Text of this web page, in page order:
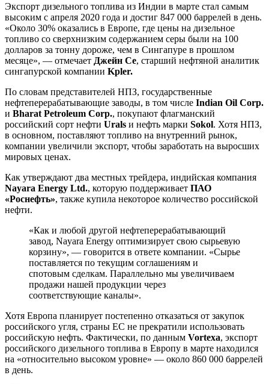
Экспорт дизельного топлива из Индии в марте стал самым
высоким с апреля 2020 года и достиг 847 000 баррелей в день.
«Около 30% оказались в Европе, где цены на дизельное
топливо со сверхнизким содержанием серы были на 100
долларов за тонну дороже, чем в Сингапуре в прошлом
месяце», — отмечает Джейн Се, старший нефтяной аналитик
сингапурской компании Kpler.
По словам представителей НПЗ, государственные
нефтеперерабатывающие заводы, в том числе Indian Oil Corp.
и Bharat Petroleum Corp., покупают флагманский
российский сорт нефти Urals и нефть марки Sokol. Хотя НПЗ,
в основном, поставляют топливо на внутренний рынок,
компании увеличили экспорт, чтобы заработать на выросших
мировых ценах.
Как утверждают два местных трейдера, индийская компания
Nayara Energy Ltd., которую поддерживает ПАО
«Роснефть», также купила некоторое количество российской
нефти.
«Как и любой другой нефтеперерабатывающий
завод, Nayara Energy оптимизирует свою сырьевую
корзину», — говорится в ответе компании. «Сырье
поставляется по текущим соглашениям и
спотовым сделкам. Параллельно мы увеличиваем
продажи нашей продукции через
соответствующие каналы».
Хотя Европа планирует постепенно отказаться от закупок
российского угля, страны ЕС не прекратили использовать
российскую нефть. Фактически, по данным Vortexa, экспорт
российского дизельного топлива в Европу в марте находился
на «относительно высоком уровне» — около 860 000 баррелей
в день.